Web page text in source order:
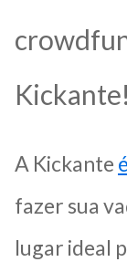
Kickante!
A Kickante
fazer sua
lugar ideal